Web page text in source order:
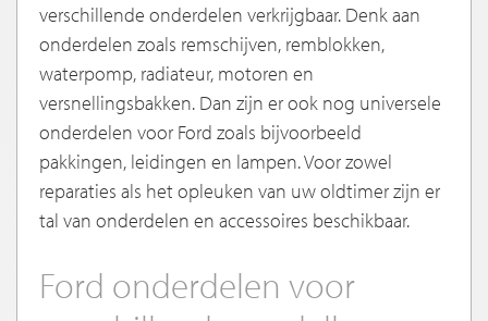
verschillende onderdelen verkrijgbaar. Denk aan
onderdelen zoals remschijven, remblokken,
waterpomp, radiateur, motoren en
versnellingsbakken. Dan zijn er ook nog universele
onderdelen voor Ford zoals bijvoorbeeld
pakkingen, leidingen en lampen. Voor zowel
reparaties als het opleuken van uw oldtimer zijn er
tal van onderdelen en accessoires beschikbaar.
Ford onderdelen voor